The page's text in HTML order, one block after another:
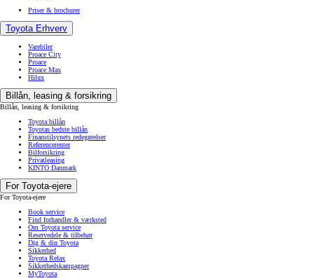
Priser & brochurer
Toyota Erhverv
Varebiler
Proace City
Proace
Proace Max
Hilux
Billån, leasing & forsikring
Billån, leasing & forsikring
Toyota billån
Toyotas bedste billån
Finanstilsynets redegørelser
Referencerenter
Bilforsikring
Privatleasing
KINTO Danmark
For Toyota-ejere
For Toyota-ejere
Book service
Find forhandler & værksted
Om Toyota service
Reservedele & tilbehør
Dig & din Toyota
Sikkerhed
Toyota Relax
Sikkerhedskampagner
MyToyota